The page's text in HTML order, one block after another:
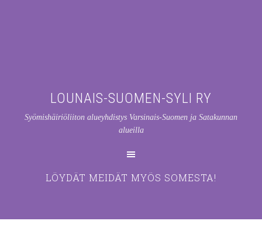
LOUNAIS-SUOMEN-SYLI RY
Syömishäiriöliiton alueyhdistys Varsinais-Suomen ja Satakunnan
alueilla
LÖYDÄT MEIDÄT MYÖS SOMESTA!